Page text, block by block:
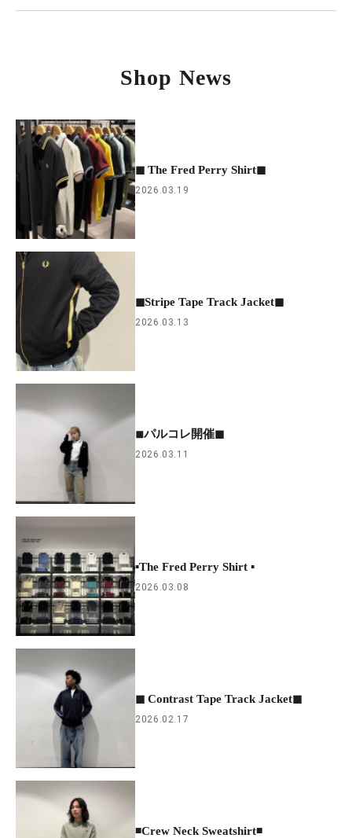
Shop News
◼︎ The Fred Perry Shirt◼︎
2026.03.19
◼︎Stripe Tape Track Jacket◼︎
2026.03.13
◾︎パルコレ開催◼︎
2026.03.11
▪︎The Fred Perry Shirt ▪︎
2026.03.08
◼︎ Contrast Tape Track Jacket◼︎
2026.02.17
◾️Crew Neck Sweatshirt◾️